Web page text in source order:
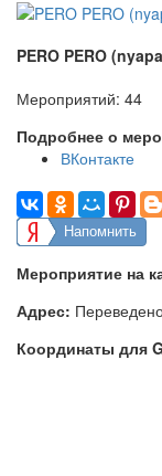
PERO PERO
Мероприятий: 44
Подробнее о
ВКонтакте
Напомнить
Мероприятие на
Адрес:
Координаты для